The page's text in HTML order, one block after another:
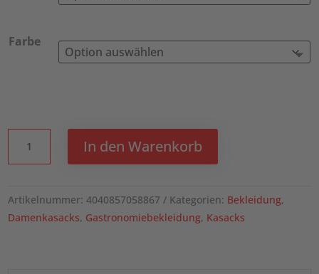
Farbe
Kurzarm
Essential,
aus
In den Warenkorb
Artikelnummer:4040857058867 Kategorien: Bekleidung,
Damenkasacks, Gastronomiebekleidung, Kasacks